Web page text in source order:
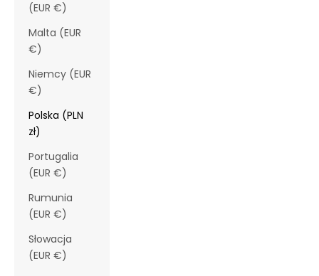
(EUR €)
Malta (EUR
€)
Niemcy (EUR
€)
Polska (PLN
zł)
Portugalia
(EUR €)
Rumunia
(EUR €)
Słowacja
(EUR €)